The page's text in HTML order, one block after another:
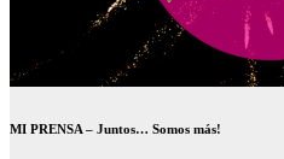
MI PRENSA – Juntos… Somos más!